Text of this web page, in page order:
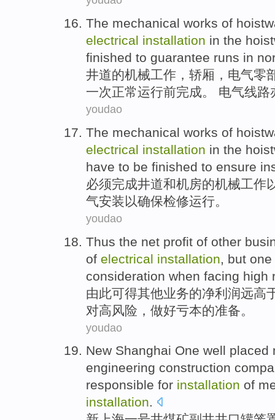
The mechanical works of
electrical installation in the
finished to guarantee runs in
井道的机械工作 ， 轿厢， 电气零
一次正常运行前完成。 电气线路
youdao
The mechanical works of
electrical installation in the
have to be finished to ensure
必须完成井道和机房的机械工作
气安装以确保检修运行。
youdao
Thus the net profit of other
of electrical installation but
consideration when facing high
由此可得其他业务的净利润远高
对高风险 ， 做好亏本的准备。
youdao
New Shanghai One well placed
engineering construction
responsible for installation of
installation.